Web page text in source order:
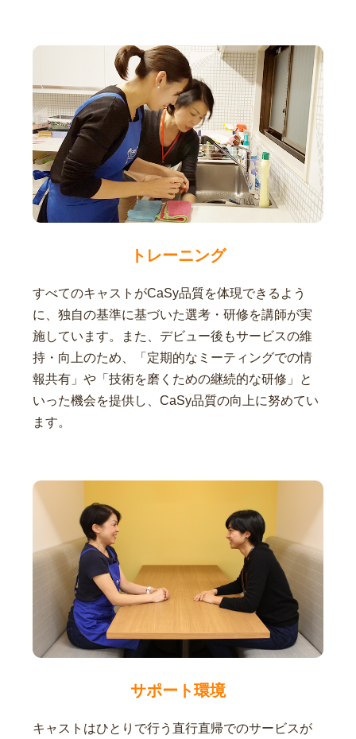
トレーニング
すべてのキャストがCaSy品質を体現できるよう
に、独自の基準に基づいた選考・研修を講師が実
施しています。また、デビュー後もサービスの維
持・向上のため、「定期的なミーティングでの情
報共有」や「技術を磨くための継続的な研修」と
いった機会を提供し、CaSy品質の向上に努めてい
ます。
サポート環境
キャストはひとりで行う直行直帰でのサービスが